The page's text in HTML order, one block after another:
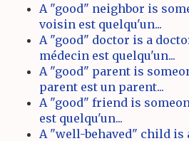
A "good" neighbor is
voisin est quelqu'un...
A "good" doctor is a
médecin est quelqu'un...
A "good" parent is
parent est un parent...
A "good" friend is
est quelqu'un...
A "well-behaved" child is